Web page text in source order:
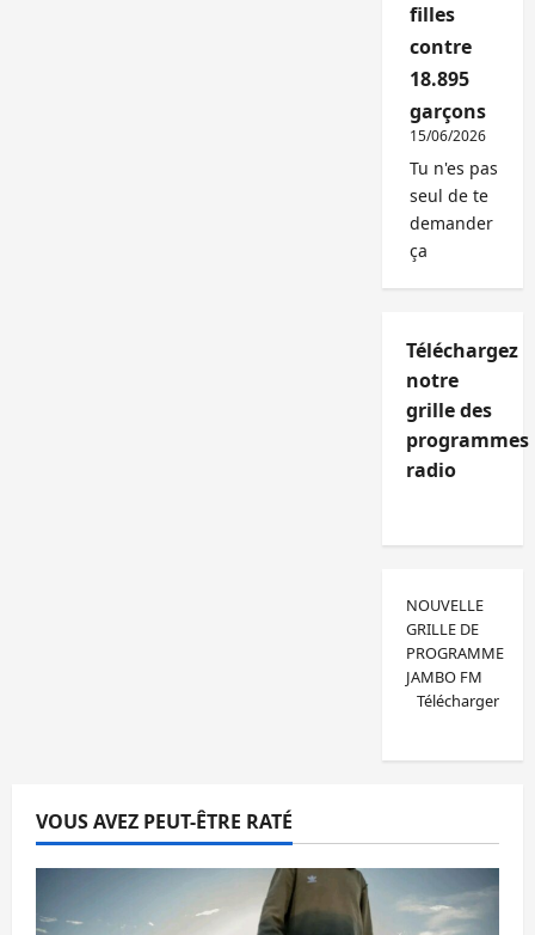
filles
contre
18.895
garçons
15/06/2026
Tu n'es pas
seul de te
demander
ça
Téléchargez
notre
grille des
programmes
radio
NOUVELLE
GRILLE DE
PROGRAMME
JAMBO FM
Télécharger
VOUS AVEZ PEUT-ÊTRE RATÉ